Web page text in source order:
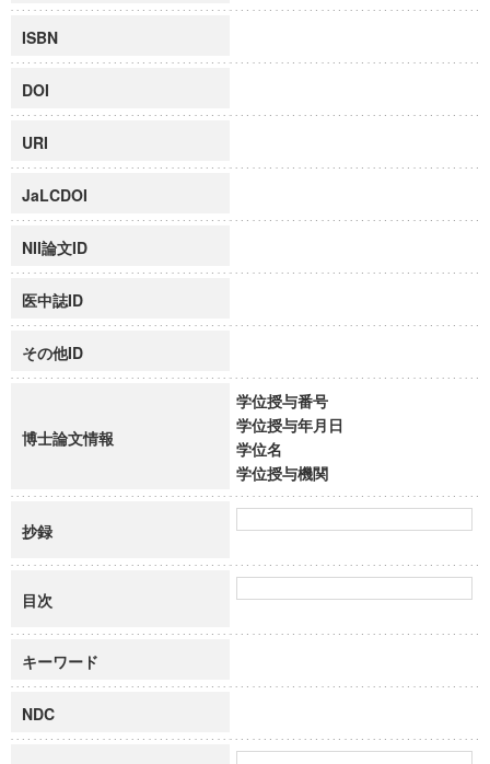
ISBN
DOI
URI
JaLCDOI
NII論文ID
医中誌ID
その他ID
博士論文情報
学位授与番号
学位授与年月日
学位名
学位授与機関
抄録
目次
キーワード
NDC